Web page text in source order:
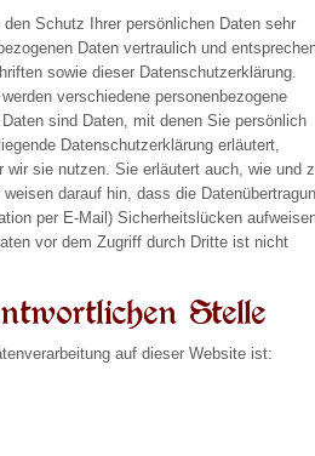
Schutz Ihrer persönlichen Daten sehr
Daten vertraulich und
sowie dieser Datenschutzerklärung.
verschiedene personenbezogene
sind Daten, mit denen Sie persönlich
Datenschutzerklärung erläutert,
wir sie nutzen. Sie erläutert auch, wie und
darauf hin, dass die
per E-Mail) Sicherheitslücken
vor dem Zugriff durch Dritte ist nicht
Stelle
auf dieser Website ist: